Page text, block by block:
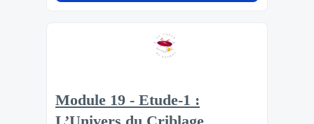
Module 19 - Etude-1 :